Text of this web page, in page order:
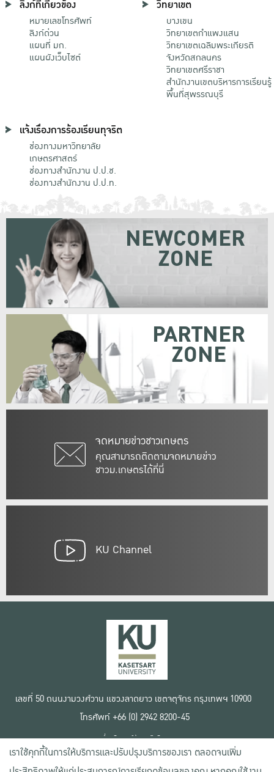
ลิงก์ที่เกี่ยวข้อง
หมายเลขโทรศัพท์
ลิงก์ด่วน
แผนที่ มก.
แผนผังเว็บไซต์
วิทยาเขต
บางเขน
วิทยาเขตกําแพงแสน
วิทยาเขตเฉลิมพระเกียรติ
จังหวัดสกลนคร
วิทยาเขตศรีราชา
สำนักงานเขตบริหารการเรียนรู้
พื้นที่สุพรรณบุรี
แจ้งเรื่องการร้องเรียนทุจริต
ช่องทางมหาวิทยาลัย
เกษตรศาสตร์
ช่องทางสำนักงาน ป.ป.ช.
ช่องทางสำนักงาน ป.ป.ท.
จดหมายข่าวชาวเกษตร
คุณสามารถติดตามจดหมายข่าว
ชาวม.เกษตรได้ที่นี่
NEWCOMER
ZONE
PARTNER
ZONE
KU Channel
เลขที่ 50 ถนนงามวงศ์วาน แขวงลาดยาว เขตจตุจักร กรุงเทพฯ 10900
โทรศัพท์ +66 (0) 2942 8200-45
เงื่อนไขการใช้งานเว็บไซต์
ข้อตกลงด้านสิทธิ์ใช้งาน
นโยบายความเป็นส่วนตัว
เราใช้คุกกี้ในการให้บริการและปรับปรุงบริการของเรา ตลอดจนเพิ่ม